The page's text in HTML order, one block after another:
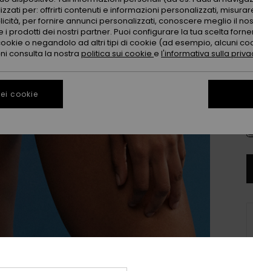
per: offrirti contenuti e informazioni personalizzati,
per fornire annunci personalizzati, conoscere meglio il
i prodotti dei nostri partner. Puoi configurare la tua scelta
o negandolo ad altri tipi di cookie (ad esempio, alcuni
consulta la nostra politica sui cookie e l'informativa sulla
cookie